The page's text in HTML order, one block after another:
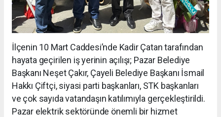
İlçenin 10 Mart Caddesi’nde Kadir Çatan tarafından
hayata geçirilen iş yerinin açılışı; Pazar Belediye
Başkanı Neşet Çakır, Çayeli Belediye Başkanı İsmail
Hakkı Çiftçi, siyasi parti başkanları, STK başkanları
ve çok sayıda vatandaşın katılımıyla gerçekleştirildi.
Pazar elektrik sektöründe önemli bir hizmet